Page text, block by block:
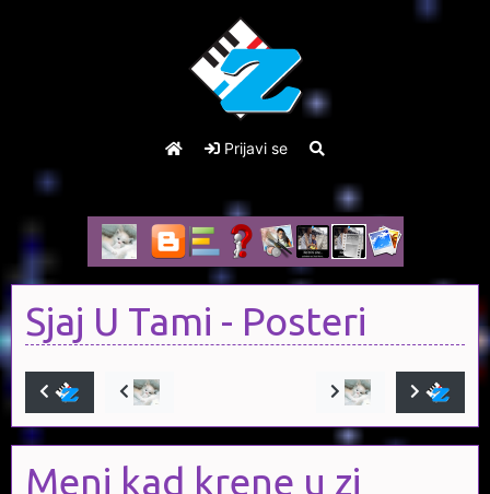
Prijavi se
Sjaj U Tami - Posteri
Meni kad krene u zi